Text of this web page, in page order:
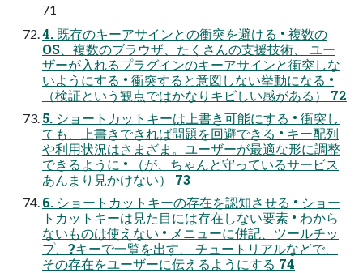
71
4. 既存のキーアサインとの衝突を避ける • 複数の
OS、複数のブラウザ、たくさんの支援技術、 ユー
ザーが入れるプラグインのキーアサインと衝突しな
いようにする • 衝突すると意図しない挙動になる •
（検証という観点ではかなりキビしい感がある） 72
5. ショートカットキーは上書き可能にする • 衝突し
ても、上書きできれば問題を回避できる • キー配列
や利用状況はさまざま。ユーザーが最適な形に調整
できるように • （が、ちゃんと守っているサービス
あんまり見かけない） 73
6. ショートカットキーの存在を認知させる • ショー
トカットキーは見た目には存在しない要素 • わから
ないものは使えない • メニューに併記、ツールチッ
プ、?キーで一覧を出す、 チュートリアルなどで、
その存在をユーザーに伝えるようにする 74